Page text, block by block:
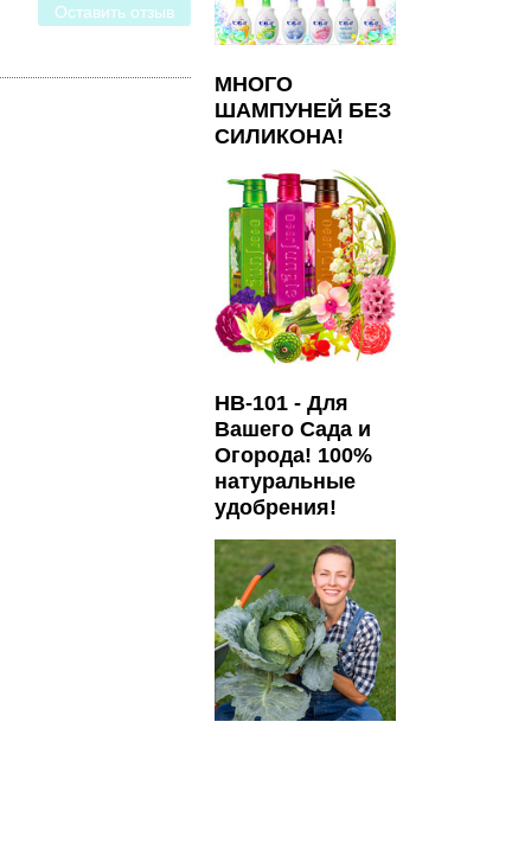
Оставить отзыв
МНОГО
ШАМПУНЕЙ БЕЗ
СИЛИКОНА!
HB-101 - Для
Вашего Сада и
Огорода! 100%
натуральные
удобрения!